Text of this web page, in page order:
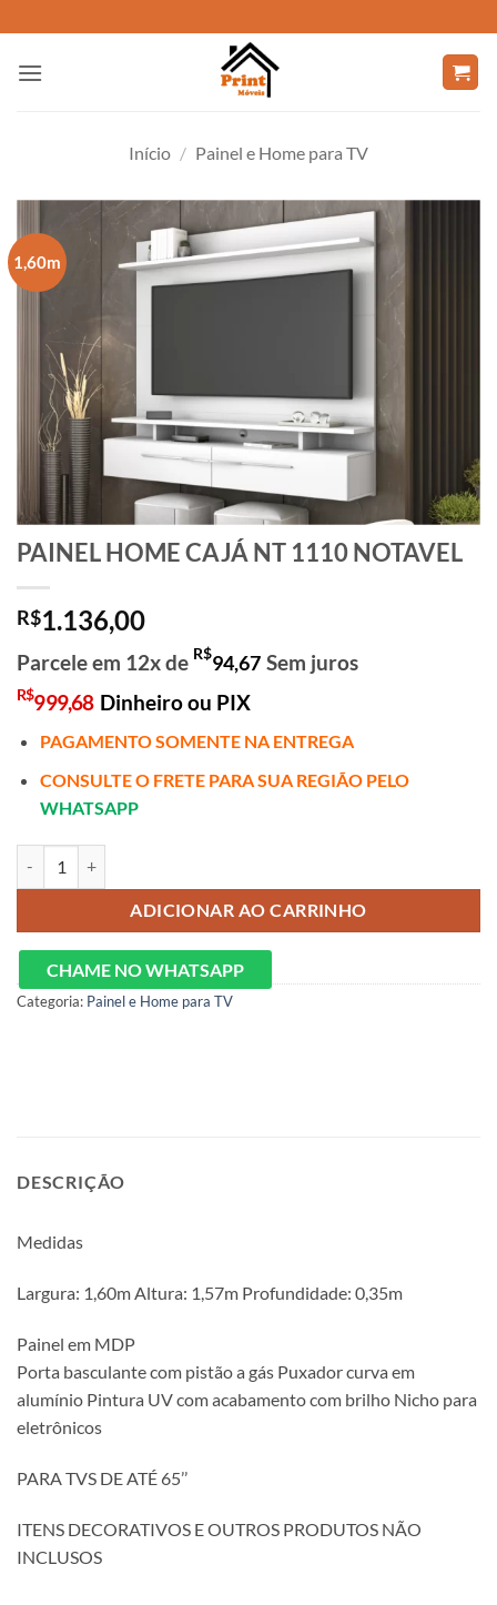
to
content
Início / Painel e Home para TV
1,60m
PAINEL HOME CAJÁ NT 1110 NOTAVEL
R$1.136,00
Parcele em 12x de R$94,67 Sem juros
R$999,68 Dinheiro ou PIX
PAGAMENTO SOMENTE NA ENTREGA
CONSULTE O FRETE PARA SUA REGIÃO PELO
WHATSAPP
ADICIONAR AO CARRINHO
CHAME NO WHATSAPP
Categoria: Painel e Home para TV
DESCRIÇÃO
Medidas
Largura: 1,60m Altura: 1,57m Profundidade: 0,35m
Painel em MDP
Porta basculante com pistão a gás Puxador curva em
alumínio Pintura UV com acabamento com brilho Nicho para
eletrônicos
PARA TVS DE ATÉ 65’’
ITENS DECORATIVOS E OUTROS PRODUTOS NÃO
INCLUSOS